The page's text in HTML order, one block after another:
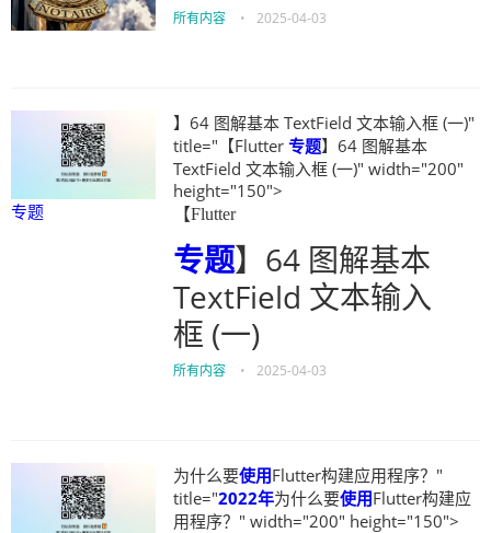
所有内容 • 2025-04-03
专题
】64 图解基本 TextField 文本输入框 (一)"
title="【Flutter 专题】64 图解基本
TextField 文本输入框 (一)" width="200"
height="150">
【Flutter
专题】64 图解基本
TextField 文本输入
框 (一)
所有内容 • 2025-04-03
为什么要使用Flutter构建应用程序？"
title="2022年为什么要使用Flutter构建应
用程序？" width="200" height="150">